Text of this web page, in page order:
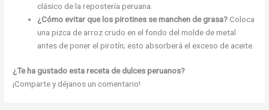
clásico de la repostería peruana.
¿Cómo evitar que los pirotines se manchen de grasa?Coloca
una pizca de arroz crudo en el fondo del molde de metal
antes de poner el pirotín; esto absorberá el exceso de aceite.
¿Te ha gustado esta receta de dulces peruanos?
¡Comparte y déjanos un comentario!